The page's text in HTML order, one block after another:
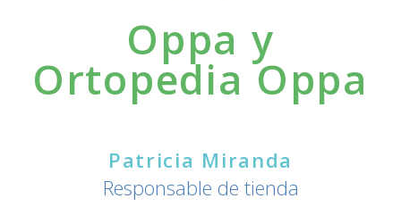
Oppa y
Ortopedia Oppa
Patricia Miranda
Responsable de tienda